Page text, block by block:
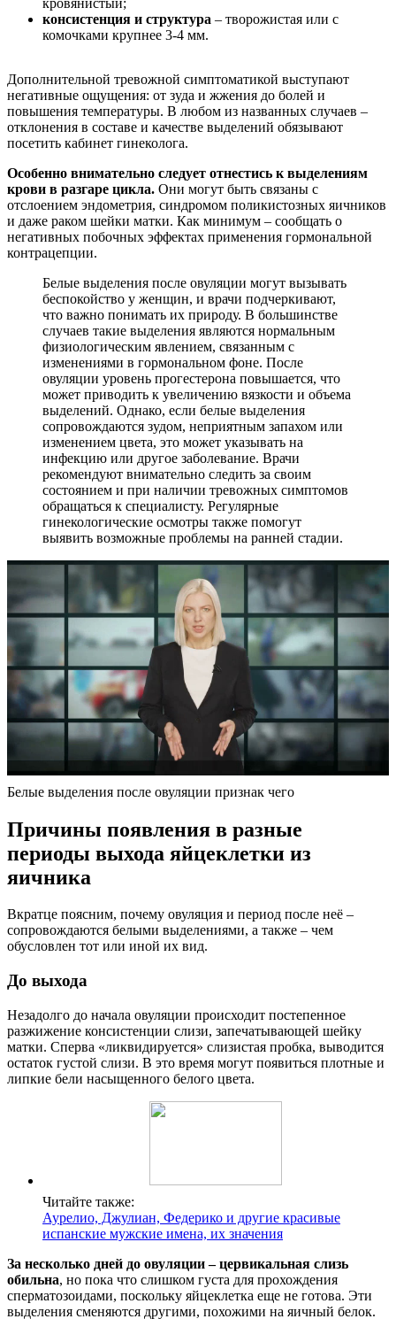
консистенция и структура – творожистая или с
комочками крупнее 3-4 мм.
Дополнительной тревожной симптоматикой выступают
негативные ощущения: от зуда и жжения до болей и
повышения температуры. В любом из названных случаев –
отклонения в составе и качестве выделений обязывают
посетить кабинет гинеколога.
Особенно внимательно следует отнестись к выделениям
крови в разгаре цикла. Они могут быть связаны с
отслоением эндометрия, синдромом поликистозных яичников
и даже раком шейки матки. Как минимум – сообщать о
негативных побочных эффектах применения гормональной
контрацепции.
Белые выделения после овуляции могут вызывать
беспокойство у женщин, и врачи подчеркивают,
что важно понимать их природу. В большинстве
случаев такие выделения являются нормальным
физиологическим явлением, связанным с
изменениями в гормональном фоне. После
овуляции уровень прогестерона повышается, что
может приводить к увеличению вязкости и объема
выделений. Однако, если белые выделения
сопровождаются зудом, неприятным запахом или
изменением цвета, это может указывать на
инфекцию или другое заболевание. Врачи
рекомендуют внимательно следить за своим
состоянием и при наличии тревожных симптомов
обращаться к специалисту. Регулярные
гинекологические осмотры также помогут
выявить возможные проблемы на ранней стадии.
Белые выделения после овуляции признак чего
Причины появления в разные
периоды выхода яйцеклетки из
яичника
Вкратце поясним, почему овуляция и период после неё –
сопровождаются белыми выделениями, а также – чем
обусловлен тот или иной их вид.
До выхода
Незадолго до начала овуляции происходит постепенное
разжижение консистенции слизи, запечатывающей шейку
матки. Сперва «ликвидируется» слизистая пробка, выводится
остаток густой слизи. В это время могут появиться плотные и
липкие бели насыщенного белого цвета.
Читайте также:
Аурелио, Джулиан, Федерико и другие красивые
испанские мужские имена, их значения
За несколько дней до овуляции – цервикальная слизь
обильна, но пока что слишком густа для прохождения
сперматозоидами, поскольку яйцеклетка еще не готова. Эти
выделения сменяются другими, похожими на яичный белок.